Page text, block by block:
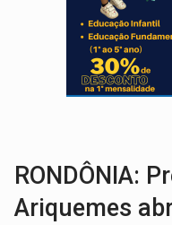
VÍDEO:
MEGA
Publicação
RONDÔNIA:
Ariquemes